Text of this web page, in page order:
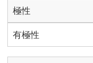
極性
有極性